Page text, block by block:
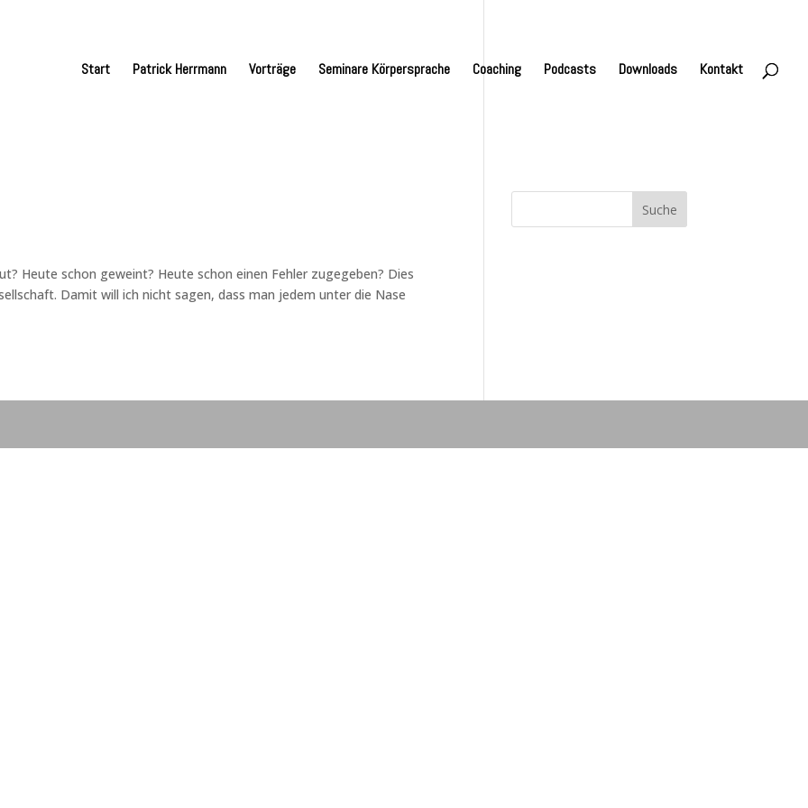
Start Patrick Herrmann Vorträge Seminare Körpersprache Coaching Podcasts Downloads Kontakt
Heute schon geweint? Heute schon einen Fehler zugegeben? Dies
Damit will ich nicht sagen, dass man jedem unter die Nase